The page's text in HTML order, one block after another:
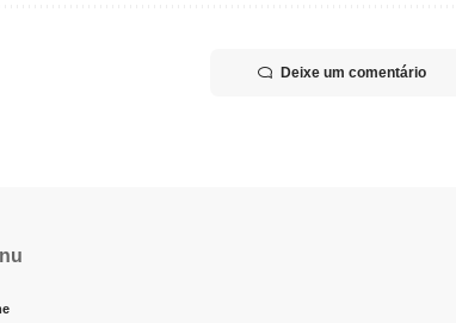
Deixe um comentário